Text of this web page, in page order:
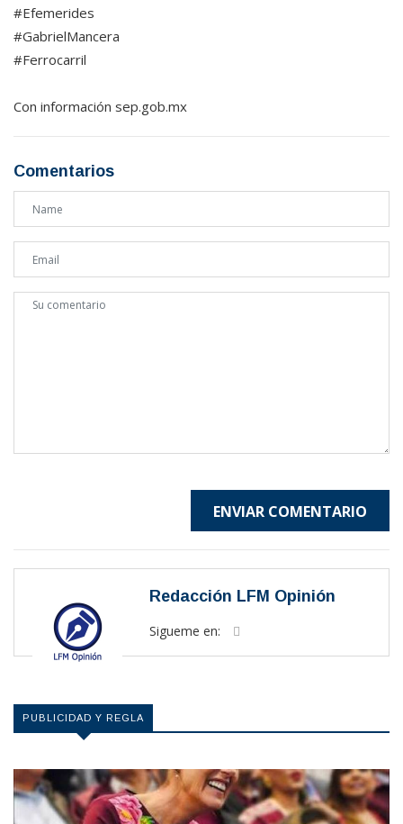
#Efemerides
#GabrielMancera
#Ferrocarril
Con información sep.gob.mx
Comentarios
ENVIAR COMENTARIO
Redacción LFM Opinión
Sigueme en:
PUBLICIDAD Y REGLA